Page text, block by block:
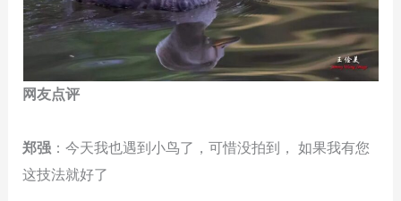
网友点评
郑强：今天我也遇到小鸟了，可惜没拍到， 如果我有您
这技法就好了